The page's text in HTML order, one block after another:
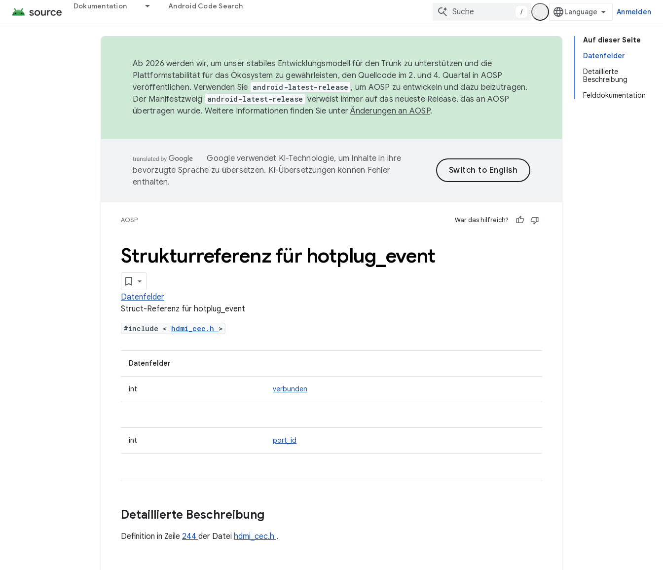
Dokumentation Android Code Search
/ Anmelden
Auf dieser Seite
Datenfelder
Detaillierte
Beschreibung
Felddokumentation
Ab 2026 werden wir, um unser stabiles Entwicklungsmodell für den Trunk zu unterstützen und die
Plattformstabilität für das Ökosystem zu gewährleisten, den Quellcode im 2. und 4. Quartal in AOSP
veröffentlichen. Verwenden Sie android-latest-release , um AOSP zu entwickeln und dazu beizutragen.
Der Manifestzweig
android-latest-release verweist immer auf das neueste Release, das an AOSP
übertragen wurde. Weitere Informationen finden Sie unterÄnderungen an AOSP.
Google verwendet KI-Technologie, um Inhalte in Ihre
bevorzugte Sprache zu übersetzen. KI-Übersetzungen können Fehler
enthalten.
AOSP War das hilfreich?
Strukturreferenz für hotplug event
Datenfelder
Struct-Referenz für hotplug_event
#include < hdmi_cec.h >
Datenfelder
int verbunden
int port_id
Detaillierte Beschreibung
Definition in Zeile 244 der Datei hdmi_cec.h .